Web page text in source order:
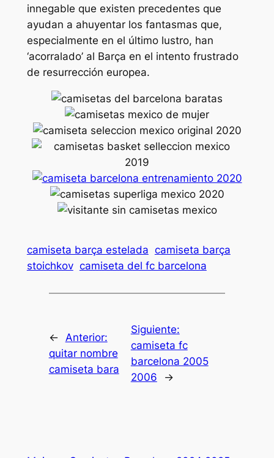
innegable que existen precedentes que
ayudan a ahuyentar los fantasmas que,
especialmente en el último lustro, han
‘acorralado’ al Barça en el intento frustrado
de resurrección europea.
camiseta barça estelada camiseta barça
stoichkov camiseta del fc barcelona
←
Anterior:
quitar nombre
camiseta bara
Siguiente:
camiseta fc
barcelona 2005
2006
→